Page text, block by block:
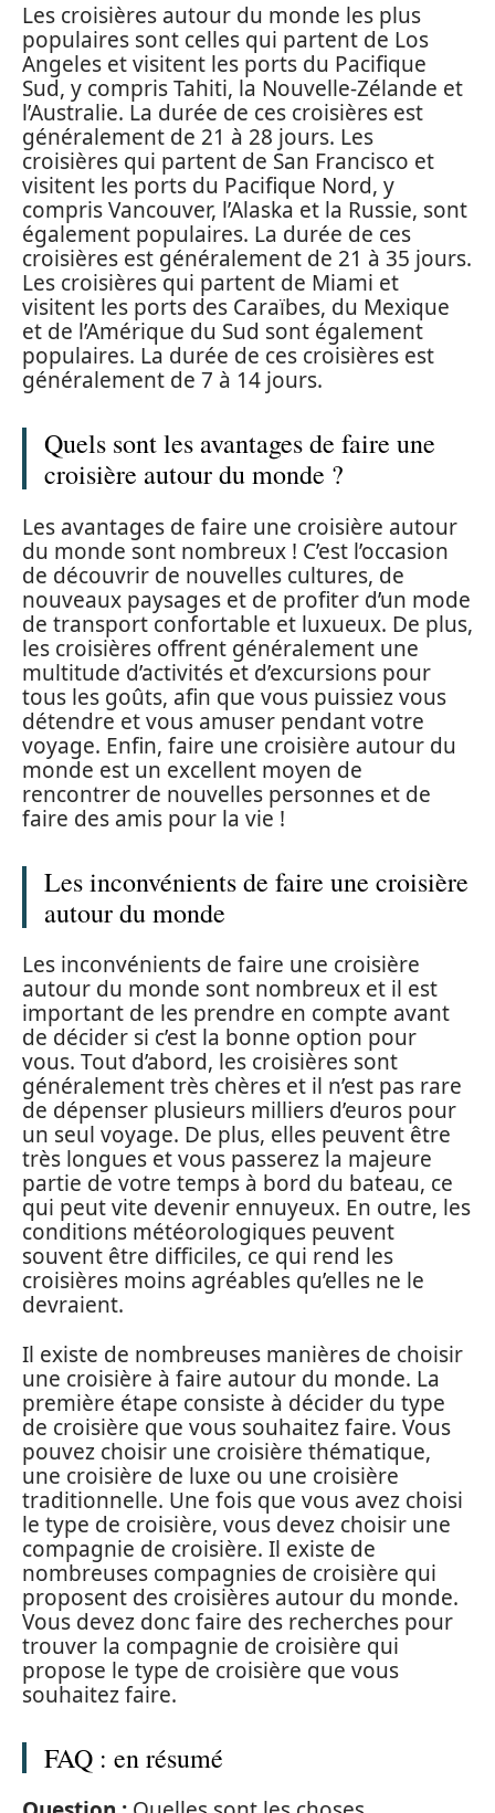
Les croisières autour du monde les plus
populaires sont celles qui partent de Los
Angeles et visitent les ports du Pacifique
Sud, y compris Tahiti, la Nouvelle-Zélande et
l’Australie. La durée de ces croisières est
généralement de 21 à 28 jours. Les
croisières qui partent de San Francisco et
visitent les ports du Pacifique Nord, y
compris Vancouver, l’Alaska et la Russie, sont
également populaires. La durée de ces
croisières est généralement de 21 à 35 jours.
Les croisières qui partent de Miami et
visitent les ports des Caraïbes, du Mexique
et de l’Amérique du Sud sont également
populaires. La durée de ces croisières est
généralement de 7 à 14 jours.
Quels sont les avantages de faire une
croisière autour du monde ?
Les avantages de faire une croisière autour
du monde sont nombreux ! C’est l’occasion
de découvrir de nouvelles cultures, de
nouveaux paysages et de profiter d’un mode
de transport confortable et luxueux. De plus,
les croisières offrent généralement une
multitude d’activités et d’excursions pour
tous les goûts, afin que vous puissiez vous
détendre et vous amuser pendant votre
voyage. Enfin, faire une croisière autour du
monde est un excellent moyen de
rencontrer de nouvelles personnes et de
faire des amis pour la vie !
Les inconvénients de faire une croisière
autour du monde
Les inconvénients de faire une croisière
autour du monde sont nombreux et il est
important de les prendre en compte avant
de décider si c’est la bonne option pour
vous. Tout d’abord, les croisières sont
généralement très chères et il n’est pas rare
de dépenser plusieurs milliers d’euros pour
un seul voyage. De plus, elles peuvent être
très longues et vous passerez la majeure
partie de votre temps à bord du bateau, ce
qui peut vite devenir ennuyeux. En outre, les
conditions météorologiques peuvent
souvent être difficiles, ce qui rend les
croisières moins agréables qu’elles ne le
devraient.
Il existe de nombreuses manières de choisir
une croisière à faire autour du monde. La
première étape consiste à décider du type
de croisière que vous souhaitez faire. Vous
pouvez choisir une croisière thématique,
une croisière de luxe ou une croisière
traditionnelle. Une fois que vous avez choisi
le type de croisière, vous devez choisir une
compagnie de croisière. Il existe de
nombreuses compagnies de croisière qui
proposent des croisières autour du monde.
Vous devez donc faire des recherches pour
trouver la compagnie de croisière qui
propose le type de croisière que vous
souhaitez faire.
FAQ : en résumé